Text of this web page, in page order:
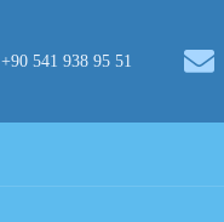
+90 541 938 95 51